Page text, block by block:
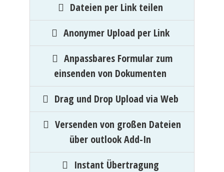
Dateien per Link teilen
Anonymer Upload per Link
Anpassbares Formular zum
einsenden von Dokumenten
Drag und Drop Upload via Web
Versenden von großen Dateien
über outlook Add-In
Instant Übertragung